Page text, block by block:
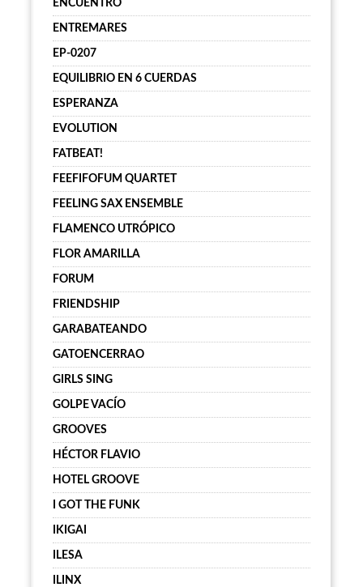
ENCUENTRO
ENTREMARES
EP-0207
EQUILIBRIO EN 6 CUERDAS
ESPERANZA
EVOLUTION
FATBEAT!
FEEFIFOFUM QUARTET
FEELING SAX ENSEMBLE
FLAMENCO UTRÓPICO
FLOR AMARILLA
FORUM
FRIENDSHIP
GARABATEANDO
GATOENCERRAO
GIRLS SING
GOLPE VACÍO
GROOVES
HÉCTOR FLAVIO
HOTEL GROOVE
I GOT THE FUNK
IKIGAI
ILESA
ILINX